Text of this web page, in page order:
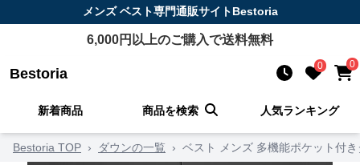
メンズ ベスト専門通販サイトBestoria
6,000円以上のご購入で送料無料
Bestoria 0 0
新着商品 商品を検索 人気ランキング
Bestoria TOP › ダウンの一覧 › ベスト メンズ 多機能ポケット付